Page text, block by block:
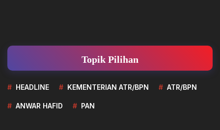
Topik Pilihan
HEADLINE KEMENTERIAN ATR/BPN ATR/BPN
ANWAR HAFID PAN